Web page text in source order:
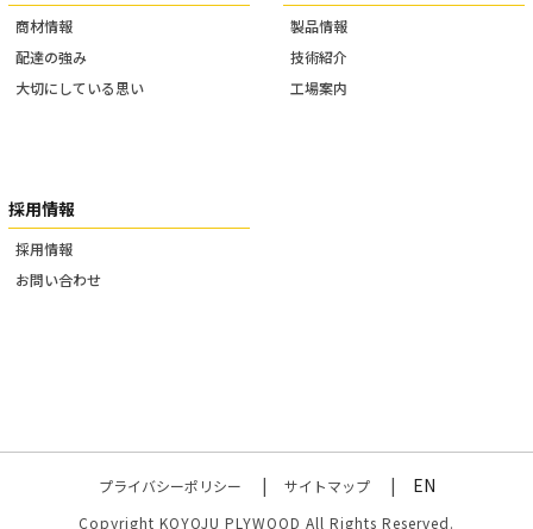
商材情報
配達の強み
大切にしている思い
製品情報
技術紹介
工場案内
採用情報
採用情報
お問い合わせ
プライバシーポリシー サイトマップ EN
Copyright KOYOJU PLYWOOD All Rights Reserved.